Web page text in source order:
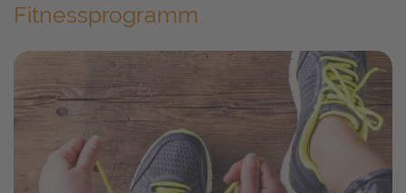
Fitnessprogramm